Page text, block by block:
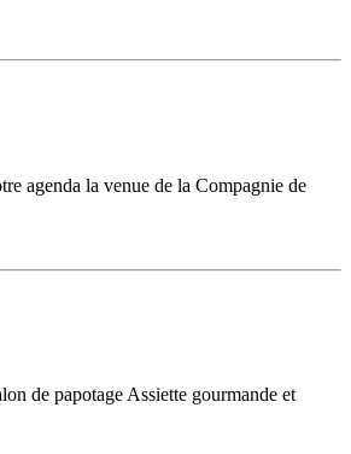
agenda la venue de la Compagnie de
de papotage Assiette gourmande et